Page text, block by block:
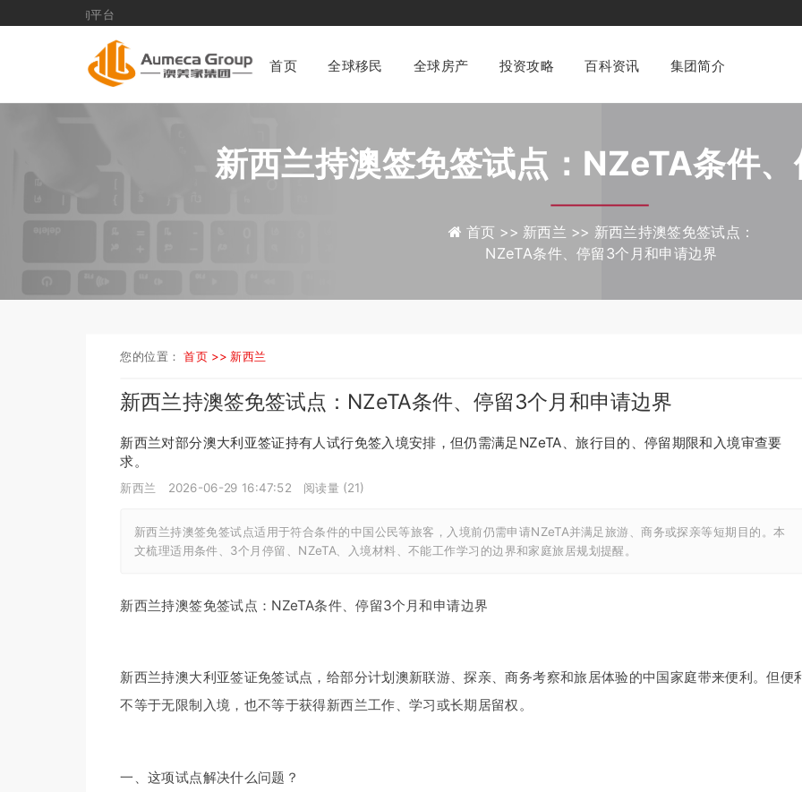
首页 全球移民 全球房产 投资攻略 百科资讯 集团简介
首页 >> 新西兰 >> 新西兰持澳签免签试点：
NZeTA条件、停留3个月和申请边界
新西兰持澳签免签试点：NZeTA条件
申请边界
您的位置：首页 >> 新西兰
新西兰持澳签免签试点：NZeTA条件、停留3个月和申请边界
新西兰对部分澳大利亚签证持有人试行免签入境安排，但仍需满足NZeTA、旅行目的、停留期限和入境审查要
求。
新西兰 2026-06-29 16:47:52 阅读量 (21)
新西兰持澳签免签试点适用于符合条件的中国公民等旅客，入境前仍需申请NZeTA并满足旅游、商务或探亲等短期目的。本
文梳理适用条件、3个月停留、NZeTA、入境材料、不能工作学习的边界和家庭旅居规划提醒。
新西兰持澳签免签试点：NZeTA条件、停留3个月和申请边界
新西兰持澳大利亚签证免签试点，给部分计划澳新联游、探亲、商务考察和旅居体验的中国家庭带来便利。但便
不等于无限制入境，也不等于获得新西兰工作、学习或长期居留权。
一、这项试点解决什么问题？